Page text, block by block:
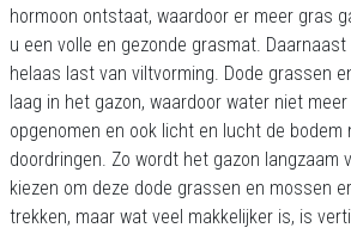
hormoon ontstaat, waardoor er meer gras
u een volle en gezonde grasmat.
helaas last van viltvorming. Dode grassen
laag in het gazon, waardoor water niet
opgenomen en ook licht en lucht de bodem
doordringen. Zo wordt het gazon langzaam
kiezen om deze dode grassen en mossen
trekken, maar wat veel makkelijker is, is